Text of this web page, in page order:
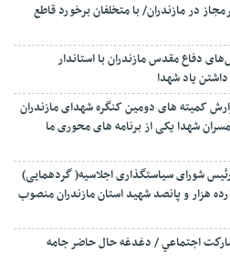
غیرمجاز در مازندران/ با متخلفان برخورد قاطع
دفاع مقدس مازندران با استاندار
داشتن یاد شهدا
کمیته های دومین کنگره شهدای مازندران
شهدا یکی از برنامه های محوری ما
شورای سیاستگذاری اجلاسیه( گردهمایی)
هزار و پانصد شهید استان مازندران منصوب
اجتماعي / دغدغه حال حاضر جامه